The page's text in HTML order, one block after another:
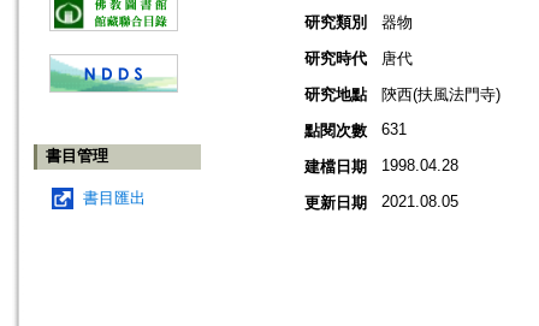
書目管理
書目匯出
研究類別
器物
研究時代
唐代
研究地點
陝西(扶風法門寺)
點閱次數
631
建檔日期 1998.04.28
更新日期 2021.08.05